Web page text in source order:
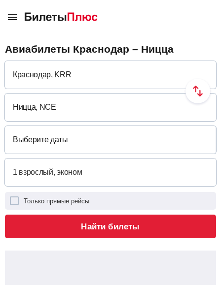
Авиабилеты Краснодар – Ницца
Выберите даты
Только прямые рейсы
Найти билеты